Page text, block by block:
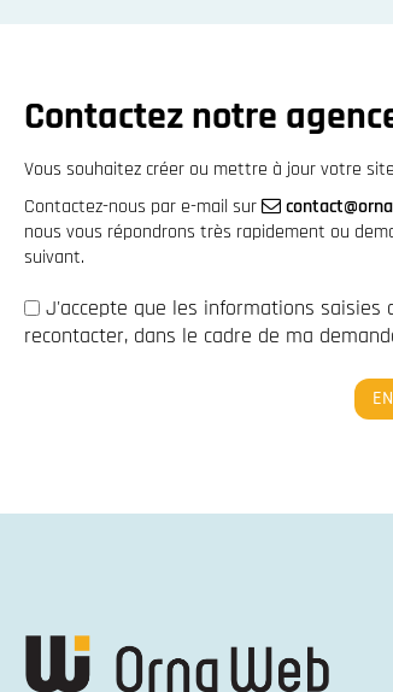
Contactez notre
Vous souhaitez créer ou mettre à jour votre
Contactez-nous par e-mail sur
nous vous répondrons très rapidement ou
suivant.
J'accepte que les informations
recontacter, dans le cadre de ma